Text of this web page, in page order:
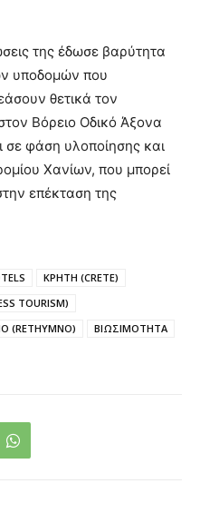
της έδωσε βαρύτητα
υποδομών που
θετικά τον
Βόρειο Οδικό Άξονα
σε φάση υλοποίησης και
Χανίων, που μπορεί
επέκταση της
ΚΡΗΤΗ (CRETE)
TOURISM)
(RETHYMNO)
ΒΙΩΣΙΜΟΤΗΤΑ